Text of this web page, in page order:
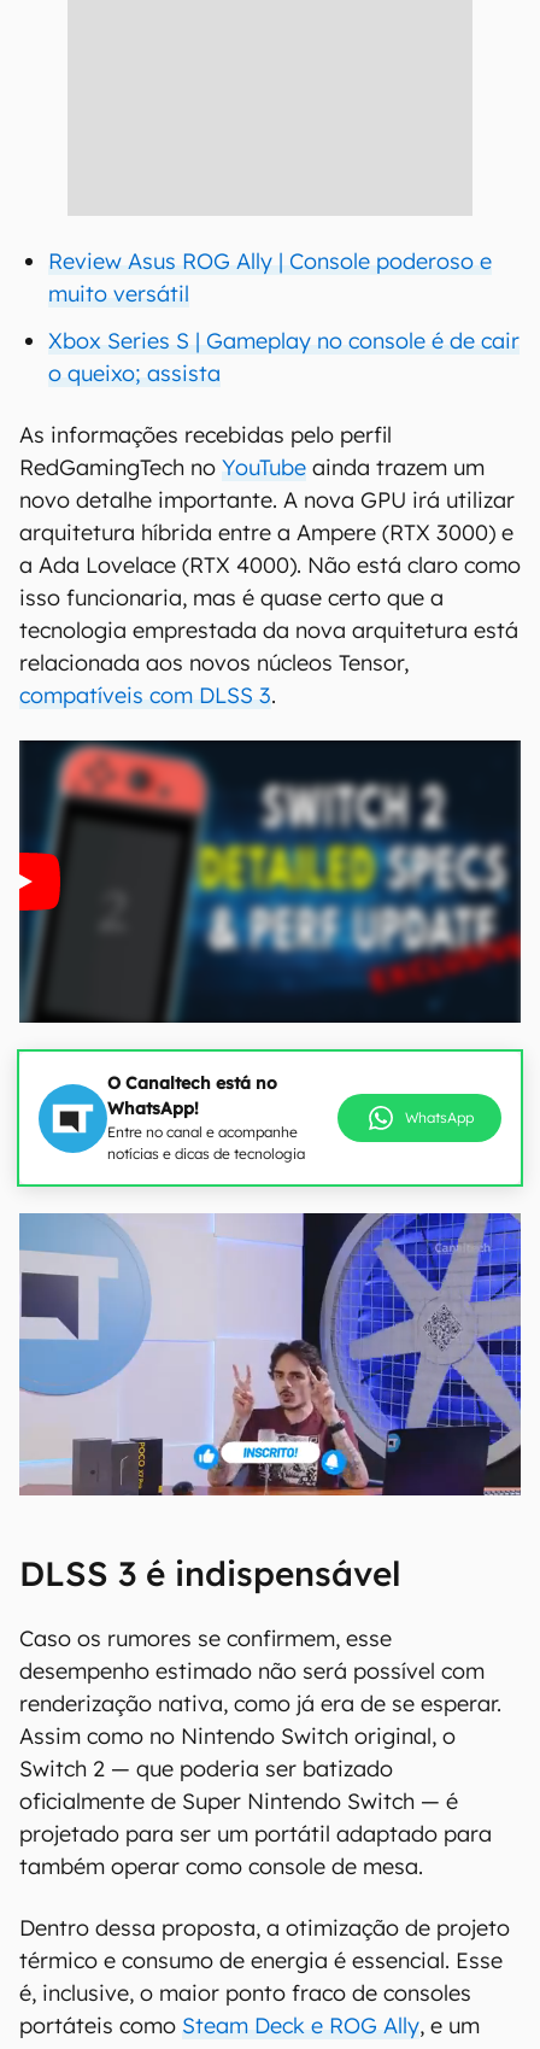
Review Asus ROG Ally | Console poderoso e
muito versátil
Xbox Series S | Gameplay no console é de cair
o queixo; assista
As informações recebidas pelo perfil
RedGamingTech no YouTube ainda trazem um
novo detalhe importante. A nova GPU irá utilizar
arquitetura híbrida entre a Ampere (RTX 3000) e
a Ada Lovelace (RTX 4000). Não está claro como
isso funcionaria, mas é quase certo que a
tecnologia emprestada da nova arquitetura está
relacionada aos novos núcleos Tensor,
compatíveis com DLSS 3.
O Canaltech está no
WhatsApp!
Entre no canal e acompanhe
notícias e dicas de tecnologia
WhatsApp
DLSS 3 é indispensável
Caso os rumores se confirmem, esse
desempenho estimado não será possível com
renderização nativa, como já era de se esperar.
Assim como no Nintendo Switch original, o
Switch 2 — que poderia ser batizado
oficialmente de Super Nintendo Switch — é
projetado para ser um portátil adaptado para
também operar como console de mesa.
Dentro dessa proposta, a otimização de projeto
térmico e consumo de energia é essencial. Esse
é, inclusive, o maior ponto fraco de consoles
portáteis como Steam Deck e ROG Ally, e um